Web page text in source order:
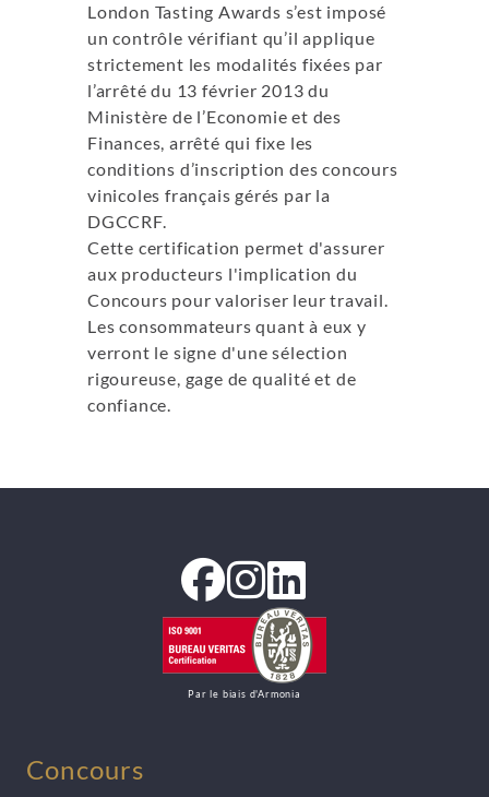
London Tasting Awards s’est imposé
un contrôle vérifiant qu’il applique
strictement les modalités fixées par
l’arrêté du 13 février 2013 du
Ministère de l’Economie et des
Finances, arrêté qui fixe les
conditions d’inscription des concours
vinicoles français gérés par la
DGCCRF.
Cette certification permet d'assurer
aux producteurs l'implication du
Concours pour valoriser leur travail.
Les consommateurs quant à eux y
verront le signe d'une sélection
rigoureuse, gage de qualité et de
confiance.
Par le biais d'Armonia
Concours